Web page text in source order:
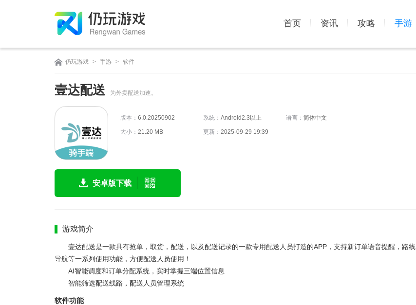
首页 资讯 攻略 手游
仍玩游戏 > 手游 > 软件
壹达配送 为外卖配送加速。
版本： 6.0.20250902 系统： Android2.3以上 语言： 简体中文
大小： 21.20 MB 更新： 2025-09-29 19:39
安卓版下载
游戏简介
壹达配送是一款具有抢单，取货，配送，以及配送记录的一款专用配送人员打造的APP，支持新订单语音提醒，路线
导航等一系列使用功能，方便配送人员使用！
AI智能调度和订单分配系统，实时掌握三端位置信息
智能筛选配送线路，配送人员管理系统
软件功能